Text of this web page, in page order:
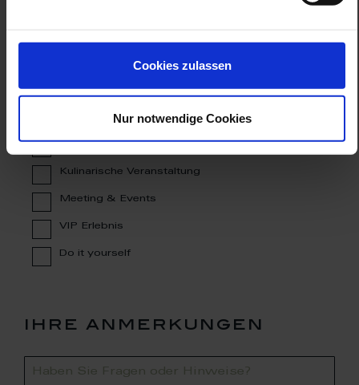
Cookies zulassen
Nur notwendige Cookies
Besichtigung Schauwerkstatt und Museum
Exklusive Gruppenführung
Orgelanspiel
Kulinarische Veranstaltung
Meeting & Events
VIP Erlebnis
Do it yourself
ihre anmerkungen